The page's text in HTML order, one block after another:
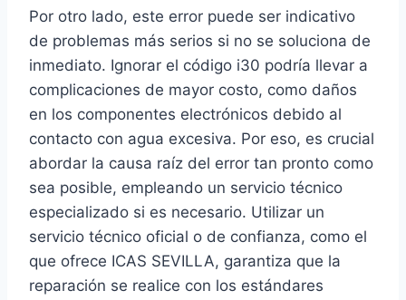
Por otro lado, este error puede ser indicativo
de problemas más serios si no se soluciona de
inmediato. Ignorar el código i30 podría llevar a
complicaciones de mayor costo, como daños
en los componentes electrónicos debido al
contacto con agua excesiva. Por eso, es crucial
abordar la causa raíz del error tan pronto como
sea posible, empleando un servicio técnico
especializado si es necesario. Utilizar un
servicio técnico oficial o de confianza, como el
que ofrece ICAS SEVILLA, garantiza que la
reparación se realice con los estándares